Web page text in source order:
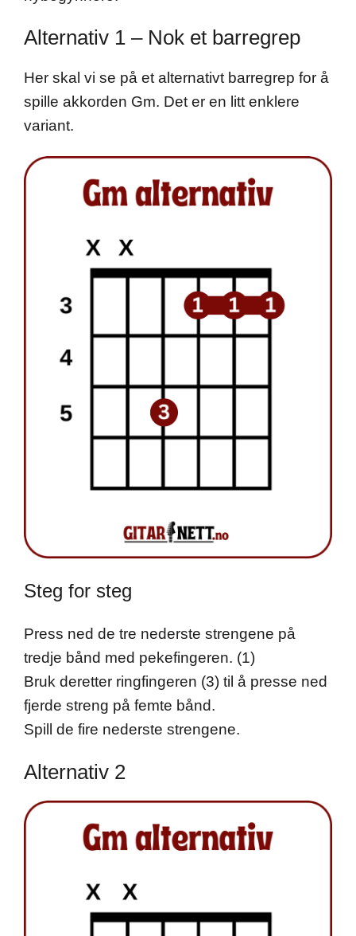
Alternativ 1 – Nok et barregrep
Her skal vi se på et alternativt barregrep for å
spille akkorden Gm. Det er en litt enklere
variant.
Steg for steg
Press ned de tre nederste strengene på
tredje bånd med pekefingeren. (1)
Bruk deretter ringfingeren (3) til å presse ned
fjerde streng på femte bånd.
Spill de fire nederste strengene.
Alternativ 2